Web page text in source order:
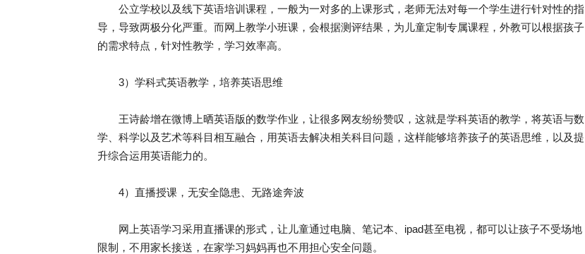
公立学校以及线下英语培训课程，一般为一对多的上课形式，老师无法对每一个学生进行针对性的指
导，导致两极分化严重。而网上教学小班课，会根据测评结果，为儿童定制专属课程，外教可以根据孩子
的需求特点，针对性教学，学习效率高。
3）学科式英语教学，培养英语思维
王诗龄增在微博上晒英语版的数学作业，让很多网友纷纷赞叹，这就是学科英语的教学，将英语与数
学、科学以及艺术等科目相互融合，用英语去解决相关科目问题，这样能够培养孩子的英语思维，以及提
升综合运用英语能力的。
4）直播授课，无安全隐患、无路途奔波
网上英语学习采用直播课的形式，让儿童通过电脑、笔记本、ipad甚至电视，都可以让孩子不受场地
限制，不用家长接送，在家学习妈妈再也不用担心安全问题。